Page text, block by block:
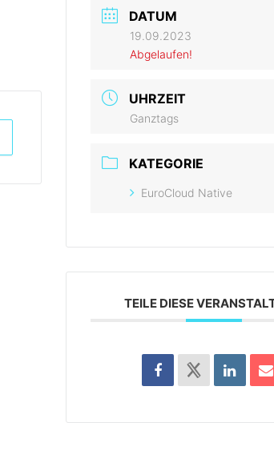
DATUM
19.09.2023
Abgelaufen!
UHRZEIT
Ganztags
KATEGORIE
EuroCloud Native
TEILE DIESE